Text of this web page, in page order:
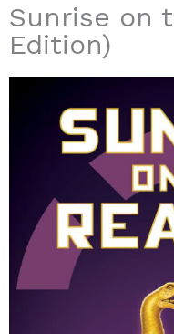
Sunrise on
Edition)